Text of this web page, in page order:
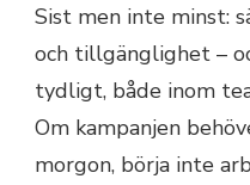
Sist men inte minst:
och tillgänglighet –
tydligt, både inom
Om kampanjen
morgon, börja inte